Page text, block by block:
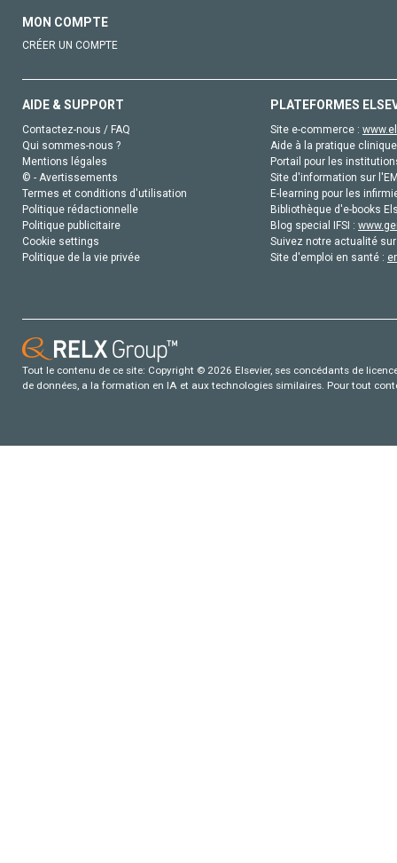
MON COMPTE
CRÉER UN COMPTE
AIDE & SUPPORT
Contactez-nous / FAQ
Qui sommes-nous ?
Mentions légales
© - Avertissements
Termes et conditions d'utilisation
Politique rédactionnelle
Politique publicitaire
Cookie settings
Politique de la vie privée
PLATEFORMES
Site e-commerce :
Aide à la pratique
Portail pour les
Site d'information sur
E-learning pour les
Bibliothèque d'e-books
Blog special IFSI :
Suivez notre actualité
Site d'emploi en santé :
Tout le contenu de ce site: Copyright © 2026 Elsevier, ses concédants de
de données, a la formation en IA et aux technologies similaires. Pour tout